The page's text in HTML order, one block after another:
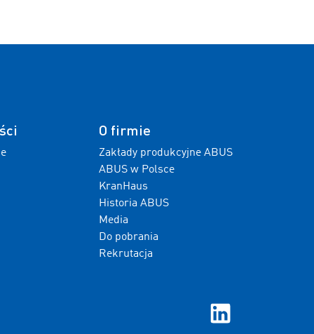
O firmie
Zakłady produkcyjne ABUS
ABUS w Polsce
KranHaus
Historia ABUS
Media
Do pobrania
Rekrutacja